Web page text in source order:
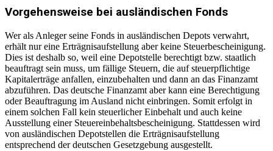
Vorgehensweise bei ausländischen Fonds
Wer als Anleger seine Fonds in ausländischen Depots verwahrt,
erhält nur eine Erträgnisaufstellung aber keine Steuerbescheinigung.
Dies ist deshalb so, weil eine Depotstelle berechtigt bzw. staatlich
beauftragt sein muss, um fällige Steuern, die auf steuerpflichtige
Kapitalerträge anfallen, einzubehalten und dann an das Finanzamt
abzuführen. Das deutsche Finanzamt aber kann eine Berechtigung
oder Beauftragung im Ausland nicht einbringen. Somit erfolgt in
einem solchen Fall kein steuerlicher Einbehalt und auch keine
Ausstellung einer Steuereinbehaltsbescheinigung. Stattdessen wird
von ausländischen Depotstellen die Erträgnisaufstellung
entsprechend der deutschen Gesetzgebung ausgestellt.